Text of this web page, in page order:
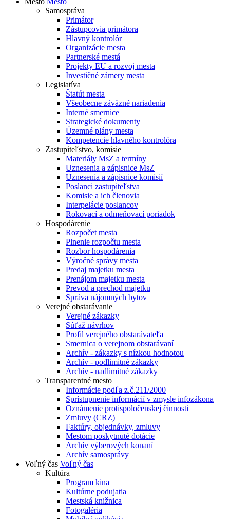
Samospráva
Primátor
Zástupcovia primátora
Hlavný kontrolór
Organizácie mesta
Partnerské mestá
Projekty EU a rozvoj mesta
Investičné zámery mesta
Legislatíva
Štatút mesta
Všeobecne záväzné nariadenia
Interné smernice
Strategické dokumenty
Územné plány mesta
Kompetencie hlavného kontrolóra
Zastupiteľstvo, komisie
Materiály MsZ a termíny
Uznesenia a zápisnice MsZ
Uznesenia a zápisnice komisií
Poslanci zastupiteľstva
Komisie a ich členovia
Interpelácie poslancov
Rokovací a odmeňovací poriadok
Hospodárenie
Rozpočet mesta
Plnenie rozpočtu mesta
Rozbor hospodárenia
Výročné správy mesta
Predaj majetku mesta
Prenájom majetku mesta
Prevod a prechod majetku
Správa nájomných bytov
Verejné obstarávanie
Verejné zákazky
Súťaž návrhov
Profil verejného obstarávateľa
Smernica o verejnom obstarávaní
Archív - zákazky s nízkou hodnotou
Archív - podlimitné zákazky
Archív - nadlimitné zákazky
Transparentné mesto
Informácie podľa z.č.211/2000
Sprístupnenie informácií v zmysle infozákona
Oznámenie protispoločenskej činnosti
Zmluvy (CRZ)
Faktúry, objednávky, zmluvy
Mestom poskytnuté dotácie
Archív výberových konaní
Archív samosprávy
Voľný čas Voľný čas
Kultúra
Program kina
Kultúrne podujatia
Mestská knižnica
Fotogaléria